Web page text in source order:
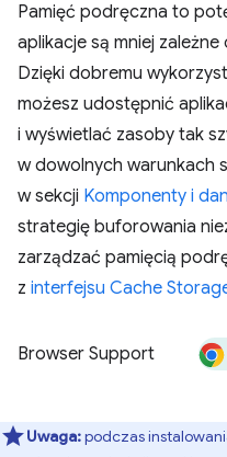
Pamięć podręczna to
aplikacje są mniej
Dzięki dobremu
możesz udostępnić
i wyświetlać zasoby tak
w dowolnych warunkach
w sekcji Komponenty i
strategię buforowania
zarządzać pamięcią
z interfejsu Cache
Browser Support
Uwaga:podczas